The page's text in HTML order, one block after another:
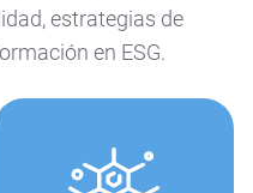
estrategias de
en ESG.